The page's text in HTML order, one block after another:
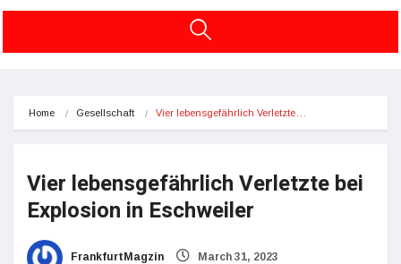
Home Gesellschaft Vier lebensgefährlich Verletzte…
Vier lebensgefährlich Verletzte bei
Explosion in Eschweiler
FrankfurtMagzin March 31, 2023